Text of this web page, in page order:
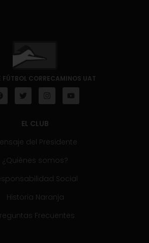
FÚTBOL CORRECAMINOS UAT
EL CLUB
del Presidente
¿Quiénes somos?
Social
Historia Naranja
Frecuentes